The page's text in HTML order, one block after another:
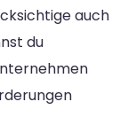
auch
du